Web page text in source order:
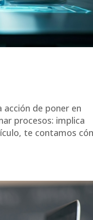
acción de poner en
procesos: implica
te contamos